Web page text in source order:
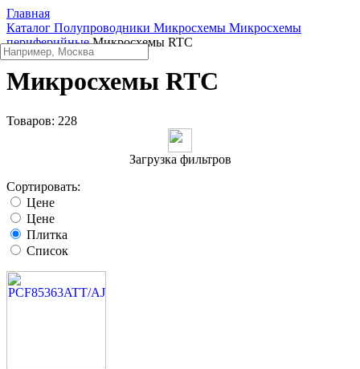
Главная
Каталог Полупроводники Микросхемы Микросхемы
периферийные Микросхемы RTC
Микросхемы RTC
Товаров: 228
Загрузка фильтров
Сортировать:
Цене
Цене
Плитка
Список